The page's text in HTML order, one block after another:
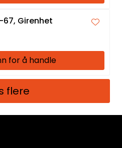
Girenhet
for å handle
flere